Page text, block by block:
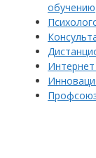
обучению